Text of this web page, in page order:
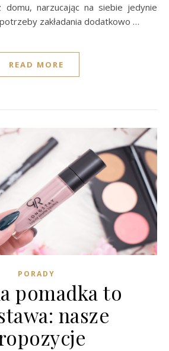
narzucając na siebie jedynie
zakładania dodatkowo …
READ MORE
PORADY
pomadka to
nasze